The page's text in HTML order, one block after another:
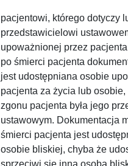
pacjentowi, którego dotyczy
przedstawicielowi
upoważnionej przez
po śmierci pacjenta
jest udostępniana osobie
pacjenta za życia lub
zgonu pacjenta była jego
ustawowym. Dokumentacja
śmierci pacjenta jest
osobie bliskiej, chyba że
sprzeciwi się inna osoba